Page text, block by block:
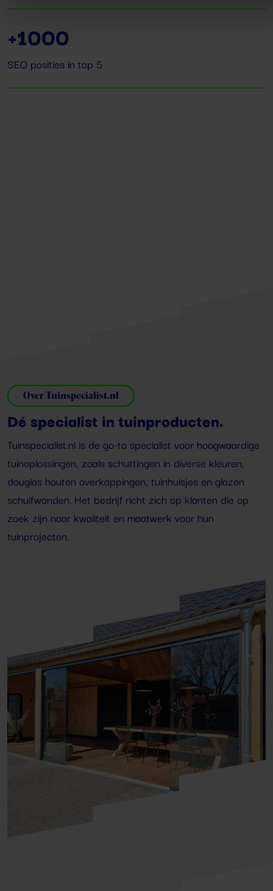
+1000
SEO posities in top 5
Over Tuinspecialist.nl
Dé specialist in tuinproducten.
Tuinspecialist.nl is de go-to specialist voor hoogwaardige
tuinoplossingen, zoals schuttingen in diverse kleuren,
douglas houten overkappingen, tuinhuisjes en glazen
schuifwanden. Het bedrijf richt zich op klanten die op
zoek zijn naar kwaliteit en maatwerk voor hun
tuinprojecten.